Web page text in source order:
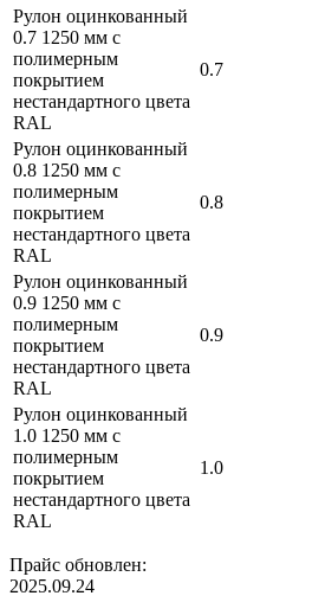
Рулон оцинкованный
0.7 1250 мм с
полимерным
покрытием
нестандартного цвета
RAL
0.7
Рулон оцинкованный
0.8 1250 мм с
полимерным
покрытием
нестандартного цвета
RAL
0.8
Рулон оцинкованный
0.9 1250 мм с
полимерным
покрытием
нестандартного цвета
RAL
0.9
Рулон оцинкованный
1.0 1250 мм с
полимерным
покрытием
нестандартного цвета
RAL
1.0
Прайс обновлен:
2025.09.24